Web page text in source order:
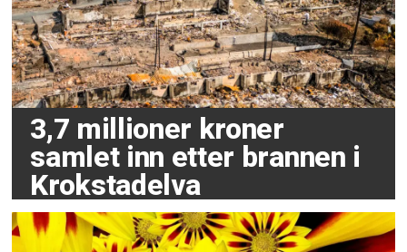
3,7 millioner kroner
samlet inn etter brannen i
Krokstadelva